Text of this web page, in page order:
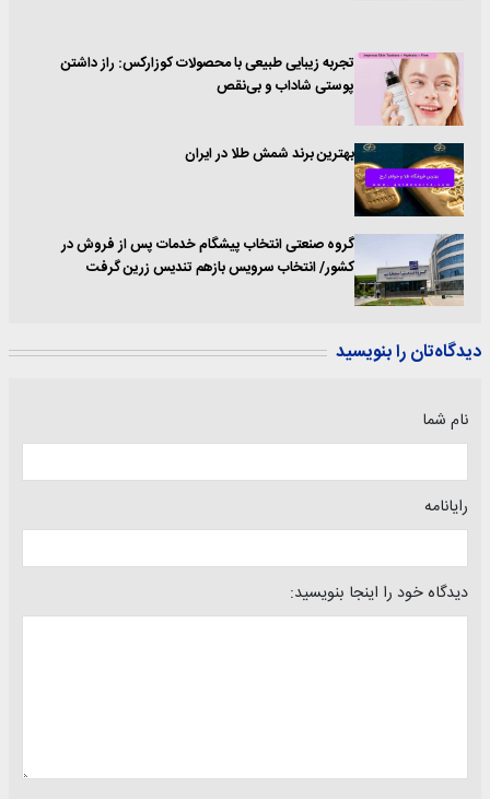
تجربه زیبایی طبیعی با محصولات کوزارکس: راز داشتن
پوستی شاداب و بی‌نقص
بهترین برند شمش طلا در ایران
گروه صنعتی انتخاب پیشگام خدمات پس از فروش در
کشور/ انتخاب سرویس بازهم تندیس زرین گرفت
دیدگاه‌تان را بنویسید
نام شما
رایانامه
دیدگاه خود را اینجا بنویسید: